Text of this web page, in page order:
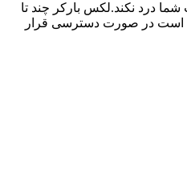
درد نکند.لکس بارکر چند تا
است در صورت دسترسی قرار